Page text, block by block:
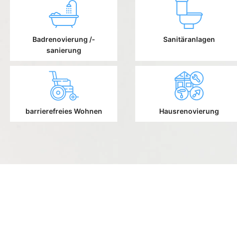
Badrenovierung /-
sanierung
Sanitäranlagen
barrierefreies Wohnen Hausrenovierung